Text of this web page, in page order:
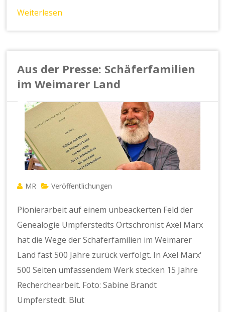
Weiterlesen
Aus der Presse: Schäferfamilien
im Weimarer Land
MR Veröffentlichungen
Pionierarbeit auf einem unbeackerten Feld der
Genealogie Umpferstedts Ortschronist Axel Marx
hat die Wege der Schäferfamilien im Weimarer
Land fast 500 Jahre zurück verfolgt. In Axel Marx‘
500 Seiten umfassendem Werk stecken 15 Jahre
Recherchearbeit. Foto: Sabine Brandt
Umpferstedt. Blut